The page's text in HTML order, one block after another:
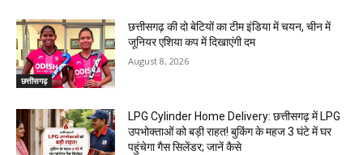
छत्तीसगढ़
छत्तीसगढ़ की दो बेटियों का टीम इंडिया में चयन, चीन में
जूनियर एशिया कप में दिखाएंगी दम
August 8, 2026
LPG Cylinder Home Delivery: छत्तीसगढ़ में LPG
उपभोक्ताओं को बड़ी राहत! बुकिंग के महज 3 घंटे में घर
पहुंचेगा गैस सिलेंडर; जानें कैसे